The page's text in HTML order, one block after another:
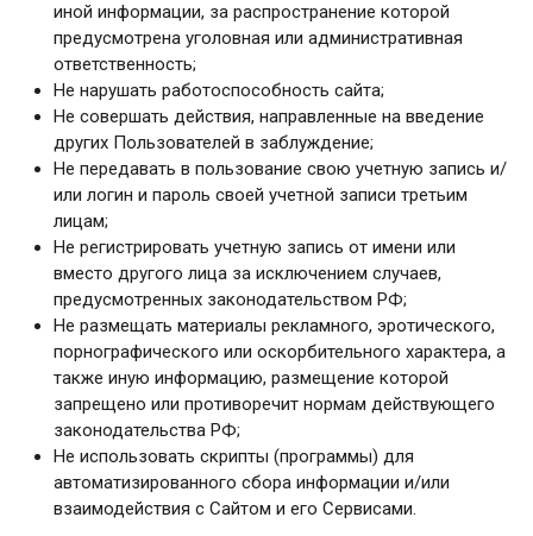
иной информации, за распространение которой
предусмотрена уголовная или административная
ответственность;
Не нарушать работоспособность сайта;
Не совершать действия, направленные на введение
других Пользователей в заблуждение;
Не передавать в пользование свою учетную запись и/
или логин и пароль своей учетной записи третьим
лицам;
Не регистрировать учетную запись от имени или
вместо другого лица за исключением случаев,
предусмотренных законодательством РФ;
Не размещать материалы рекламного, эротического,
порнографического или оскорбительного характера, а
также иную информацию, размещение которой
запрещено или противоречит нормам действующего
законодательства РФ;
Не использовать скрипты (программы) для
автоматизированного сбора информации и/или
взаимодействия с Сайтом и его Сервисами.